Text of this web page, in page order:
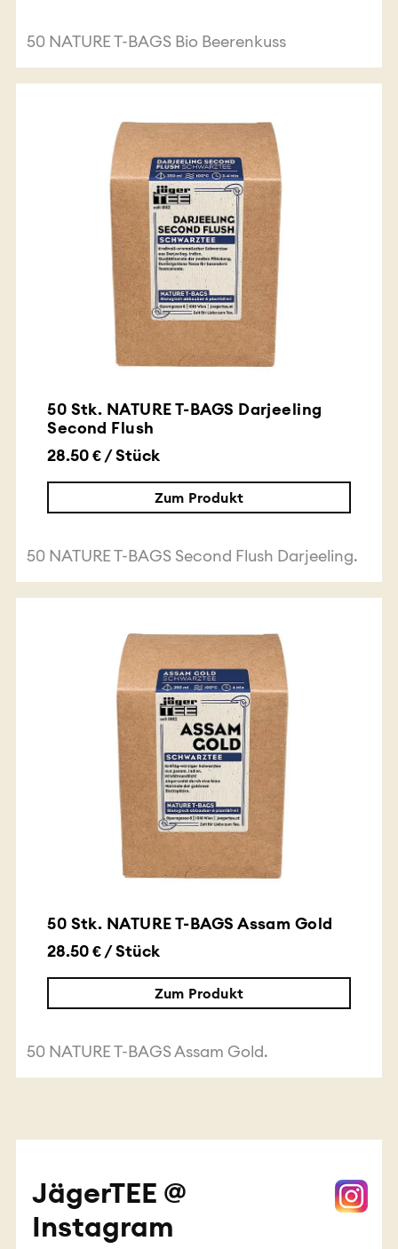
50 NATURE T-BAGS Bio Beerenkuss
50 Stk. NATURE T-BAGS Darjeeling
Second Flush
28.50 € / Stück
Zum Produkt
50 NATURE T-BAGS Second Flush Darjeeling.
50 Stk. NATURE T-BAGS Assam Gold
28.50 € / Stück
Zum Produkt
50 NATURE T-BAGS Assam Gold.
JägerTEE @
Instagram